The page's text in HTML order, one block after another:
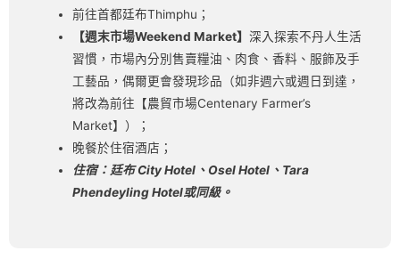
前往首都廷布Thimphu；
【週末市場Weekend Market】深入探索不丹人生活
習慣，市場內分別售賣糧油、肉食、香料、服飾及手
工藝品，偶爾更會發現珍品（如非週六或週日到達，
將改為前往【農貿市場Centenary Farmer’s
Market】）；
晚餐於住宿酒店；
住宿：廷布 City Hotel、Osel Hotel、Tara
Phendeyling Hotel或同級。